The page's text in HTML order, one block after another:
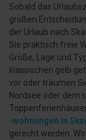
Sobald das
großen
der Urlaub nach
Sie praktisch freie
Größe, Lage und
klassischen gelb
vor oder träumen
Nordsee oder dem
-wohnungen in
gerecht werden.